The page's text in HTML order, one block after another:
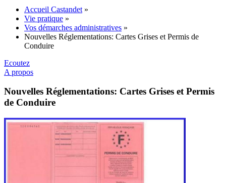
Accueil Castandet »
Vie pratique »
Vos démarches administratives »
Nouvelles Réglementations: Cartes Grises et Permis de
Conduire
Ecoutez
A propos
Nouvelles Réglementations: Cartes Grises et Permis
de Conduire